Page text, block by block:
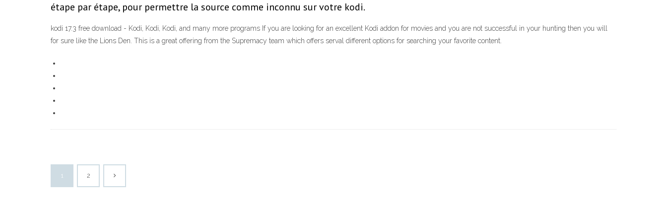
étape par étape, pour permettre la source comme inconnu sur votre kodi.
kodi 17.3 free download - Kodi, Kodi, Kodi, and many more programs If you are looking for an excellent Kodi addon for movies and you are not successful in your hunting then you will
for sure like the Lions Den. This is a great offering from the Supremacy team which offers serval different options for searching your favorite content.
1 2